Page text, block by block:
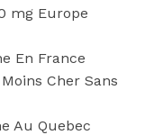
mg Europe
En France
Cher Sans
Au Quebec